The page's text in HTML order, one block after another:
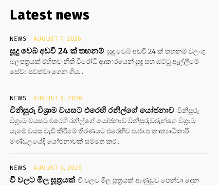
Latest news
NEWS AUGUST 7, 2026
සූදු වෙබ් අඩවි 24 ක් තහනම් සූදු වෙබ් අඩවි 24 ක් තහනම් වලංගු
බලපත්‍රයක් රහිතව නීති විරෝධි ආකාරයෙන් සූදු සහ ඔට්ටු ඇල්ලීමේ
සේවා පවත්වා ගෙන ගිය...
NEWS AUGUST 6, 2026
විනිසුරු විශ්‍රාම වයසට එරෙහි රනිල්ගේ යෝජනාව විනිසුරු
විශ්‍රාම වයසට එරෙහි රනිල්ගේ යෝජනාව විනිසුරුවරුන්ගේ විශ්‍රාම
යෑමේ වයස වැඩි කිරීමේ තීරණයට එරෙහිව එ.ජා.ප කෘත්‍යාධිකාරී
මණ්ඩලයේදී යෝජනාවක් සම්මත කර...
NEWS AUGUST 5, 2026
වී වලට මිල සූත්‍රයක් වී වලට මිල සූත්‍රයක් ආණුඩුව පෙන්වා දෙන